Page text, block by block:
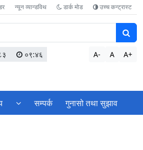
न्यून व्यान्डविथ डार्क मोड उच्च कन्ट्रास्ट
०९:४६ A- A A+
सम्पर्क गुनासो तथा सुझाव